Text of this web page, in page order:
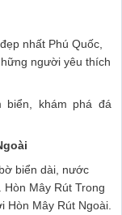
nhất Phú Quốc,
người yêu thích
biển, khám phá đá
biển dài, nước
Mây Rút Trong
Hòn Mây Rút Ngoài.